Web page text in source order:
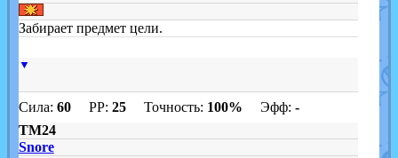
Забирает предмет цели.
▼
Сила: 60PP: 25Точность: 100% Эфф: -
TM24
Snore